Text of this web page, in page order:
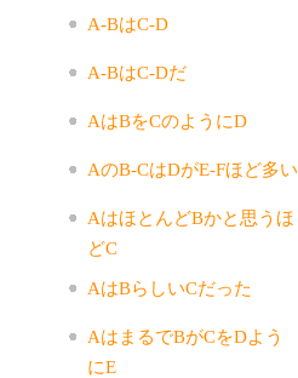
A-BはC-D
A-BはC-Dだ
AはBをCのようにD
AのB-CはDがE-Fほど多い
AはほとんどBかと思うほ
どC
AはBらしいCだった
AはまるでBがCをDよう
にE